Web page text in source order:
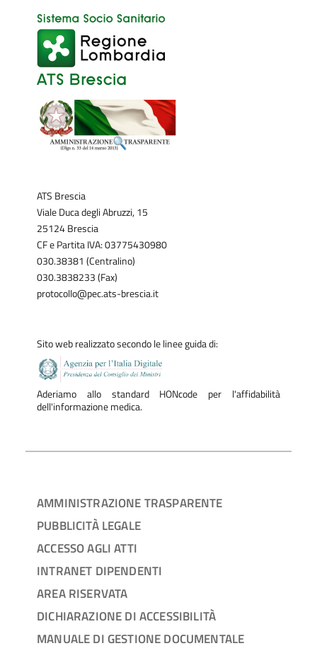
ATS Brescia
Viale Duca degli Abruzzi, 15
25124 Brescia
CF e Partita IVA: 03775430980
030.38381 (Centralino)
030.3838233 (Fax)
protocollo@pec.ats-brescia.it
Sito web realizzato secondo le linee guida di:
Aderiamo allo standard HONcode per l'affidabilità
dell'informazione medica.
AMMINISTRAZIONE TRASPARENTE
PUBBLICITÀ LEGALE
ACCESSO AGLI ATTI
INTRANET DIPENDENTI
AREA RISERVATA
DICHIARAZIONE DI ACCESSIBILITÀ
MANUALE DI GESTIONE DOCUMENTALE